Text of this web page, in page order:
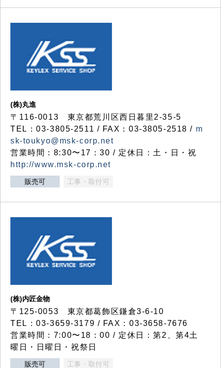
(株)丸進
〒116-0013 東京都荒川区西日暮里2-35-5
TEL：03-3805-2511 / FAX：03-3805-2518 / m
sk-toukyo@msk-corp.net
営業時間：8:30〜17：30 / 定休日：土・日・祝
http://www.msk-corp.net
販売可 工事・取付可
(株)内匠金物
〒125-0053 東京都葛飾区鎌倉3-6-10
TEL：03-3659-3179 / FAX：03-3658-7676
営業時間：7:00〜18：00 / 定休日：第2、第4土
曜日・日曜日・祝祭日
販売可 工事・取付可